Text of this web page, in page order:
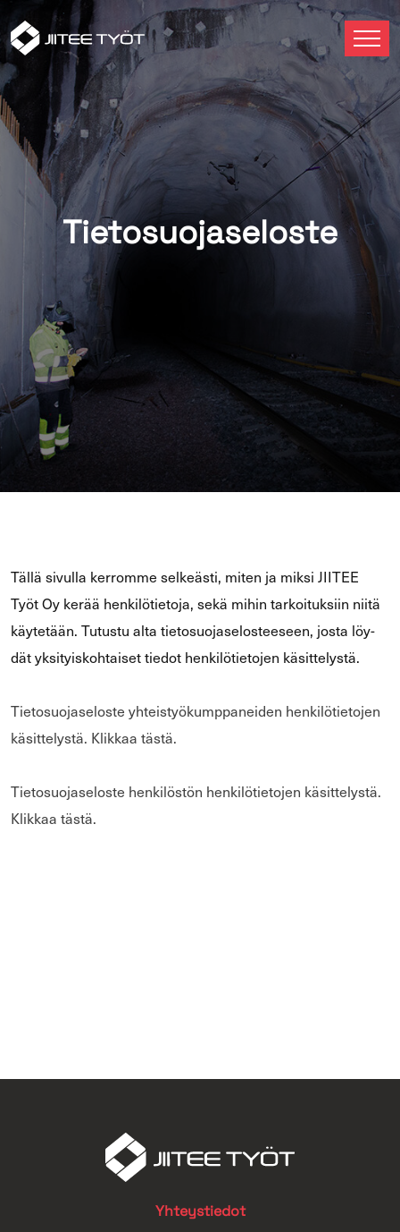
Tie­to­suo­ja­se­los­te
Tällä si­vul­la ker­rom­me sel­keäs­ti, miten ja miksi JII­TEE
Työt Oy kerää hen­ki­lö­tie­to­ja, sekä mihin tar­koi­tuk­siin niitä
käy­te­tään. Tu­tus­tu alta tie­to­suo­ja­se­los­tee­seen, josta löy­
dät yk­si­tyis­koh­tai­set tie­dot hen­ki­lö­tie­to­jen kä­sit­te­lys­tä.
Tie­to­suo­ja­se­los­te yh­teis­työ­kump­pa­nei­den hen­ki­lö­tie­to­jen
kä­sit­te­lys­tä. Klik­kaa tästä.
Tie­to­suo­ja­se­los­te hen­ki­lös­tön hen­ki­lö­tie­to­jen kä­sit­te­lys­tä.
Klik­kaa tästä.
Yh­teys­tie­dot